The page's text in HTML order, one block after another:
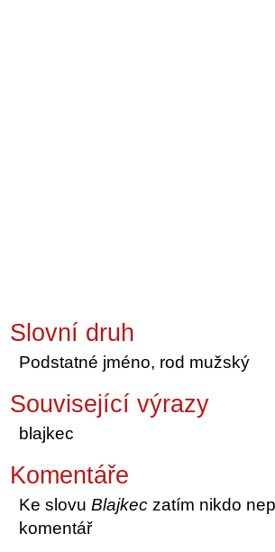
Slovní druh
Podstatné jméno, rod mužský
Související výrazy
blajkec
Komentáře
Ke slovuBlajkec zatím nikdo
komentář